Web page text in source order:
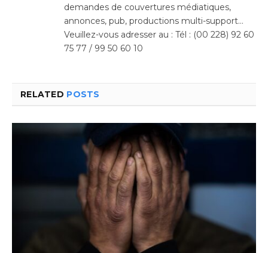
demandes de couvertures médiatiques,
annonces, pub, productions multi-support…
Veuillez-vous adresser au : Tél : (00 228) 92 60
75 77 / 99 50 60 10
RELATED POSTS